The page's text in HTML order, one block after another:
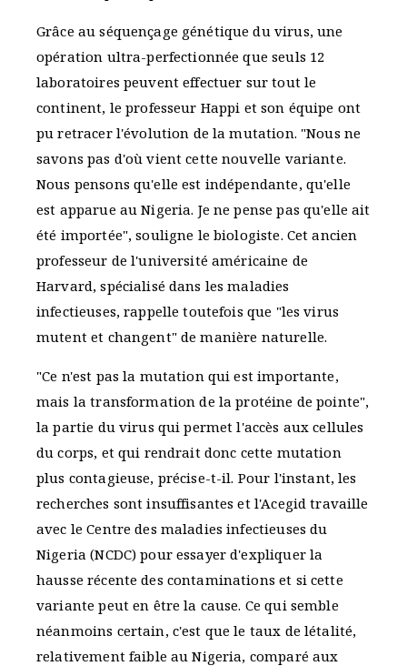
Grâce au séquençage génétique du virus, une
opération ultra-perfectionnée que seuls 12
laboratoires peuvent effectuer sur tout le
continent, le professeur Happi et son équipe ont
pu retracer l'évolution de la mutation. "Nous ne
savons pas d'où vient cette nouvelle variante.
Nous pensons qu'elle est indépendante, qu'elle
est apparue au Nigeria. Je ne pense pas qu'elle ait
été importée", souligne le biologiste. Cet ancien
professeur de l'université américaine de
Harvard, spécialisé dans les maladies
infectieuses, rappelle toutefois que "les virus
mutent et changent" de manière naturelle.
"Ce n'est pas la mutation qui est importante,
mais la transformation de la protéine de pointe",
la partie du virus qui permet l'accès aux cellules
du corps, et qui rendrait donc cette mutation
plus contagieuse, précise-t-il. Pour l'instant, les
recherches sont insuffisantes et l'Acegid travaille
avec le Centre des maladies infectieuses du
Nigeria (NCDC) pour essayer d'expliquer la
hausse récente des contaminations et si cette
variante peut en être la cause. Ce qui semble
néanmoins certain, c'est que le taux de létalité,
relativement faible au Nigeria, comparé aux